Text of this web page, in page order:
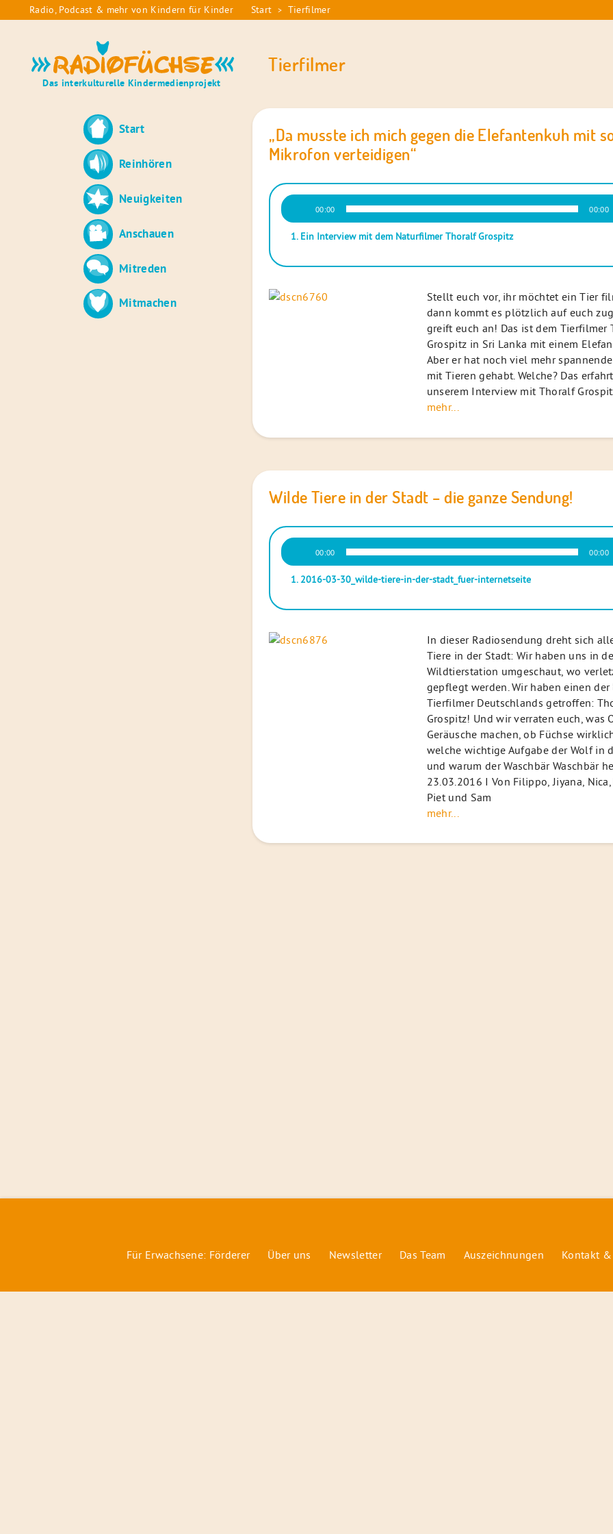
to
Radio, Podcast & mehr von Kindern für Kinder
Sie
Start > Tierfilmer
Das interkulturelle Kindermedienprojekt
Start
Reinhören
Neuigkeiten
Anschauen
Mitreden
Mitmachen
Tierfilmer
„Da musste ich mich gegen die Elefantenkuh mit
Mikrofon verteidigen“
Audio-
Player
00:00 00:00
1. Ein Interview mit dem Naturfilmer Thoralf Grospitz
Stellt euch vor, ihr möchtet ein Tier
dann kommt es plötzlich auf euch
greift euch an! Das ist dem Tierfilmer
Grospitz in Sri Lanka mit einem
Aber er hat noch viel mehr
mit Tieren gehabt. Welche? Das
unserem Interview mit Thoralf
mehr...
Wilde Tiere in der Stadt – die ganze Sendung!
Audio-
Player
00:00 00:00
1.2016-03-30_wilde-tiere-in-der-stadt_fuer-internetseite
In dieser Radiosendung dreht sich
Tiere in der Stadt: Wir haben uns in
Wildtierstation umgeschaut, wo
gepflegt werden. Wir haben einen der
Tierfilmer Deutschlands getroffen:
Grospitz! Und wir verraten euch, was
Geräusche machen, ob Füchse
welche wichtige Aufgabe der Wolf in
und warum der Waschbär Waschbär
23.03.2016 I Von Filippo, Jiyana, Nica,
Piet und Sam
mehr...
Für Erwachsene: Förderer Über uns Newsletter Das Team Auszeichnungen Kontakt